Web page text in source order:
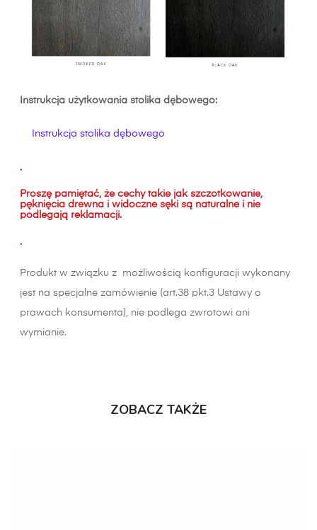
Instrukcja użytkowania stolika dębowego:
Instrukcja stolika dębowego
.
Proszę pamiętać, że cechy takie jak szczotkowanie,
pęknięcia drewna i widoczne sęki są naturalne i nie
podlegają reklamacji.
.
Produkt w związku z możliwością konfiguracji wykonany
jest na specjalne zamówienie (art.38 pkt.3 Ustawy o
prawach konsumenta), nie podlega zwrotowi ani
wymianie.
ZOBACZ TAKŻE